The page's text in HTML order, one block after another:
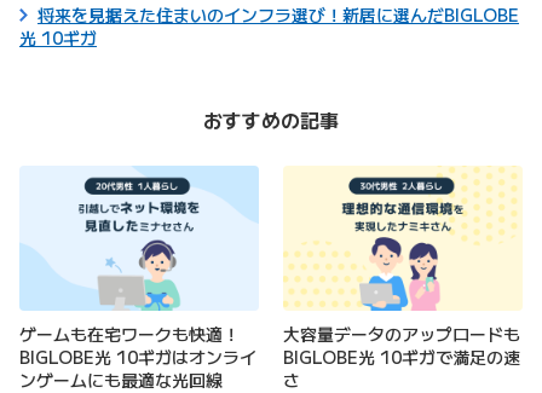
将来を見据えた住まいのインフラ選び！新居に選んだBIGLOBE
光 10ギガ
おすすめの記事
ゲームも在宅ワークも快適！
BIGLOBE光 10ギガはオンライ
ンゲームにも最適な光回線
大容量データのアップロードも
BIGLOBE光 10ギガで満足の速
さ